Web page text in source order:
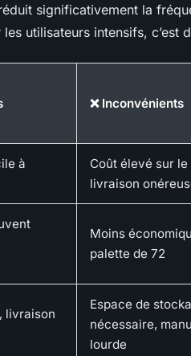
significativement la
utilisateurs intensifs, c’est
❌ Inconvénients
à
Coût élevé sur
livraison
Moins
palette de 72
livraison
Espace de
nécessaire,
lourde